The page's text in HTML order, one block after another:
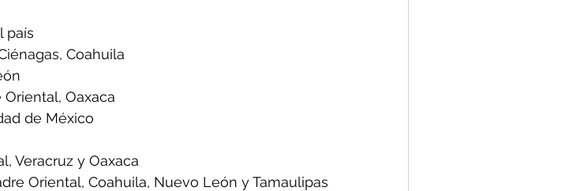
país
Coahuila
Oaxaca
de México
Veracruz y Oaxaca
Oriental, Coahuila, Nuevo León y Tamaulipas